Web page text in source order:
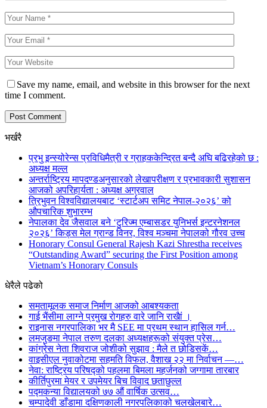
Save my name, email, and website in this browser for the next
time I comment.
भर्खरै
प्रभु इन्स्योरेन्स प्रविधिमैत्री र ग्राहककेन्द्रित बन्दै अघि बढिरहेको छ :
अध्यक्ष मल्ल
अन्तर्राष्ट्रिय मापदण्डअनुसारको लेखापरीक्षण र प्रभावकारी सुशासन
आजको अपरिहार्यता : अध्यक्ष अग्रवाल
त्रिभुवन विश्वविद्यालयबाट ‘स्टार्टअप समिट नेपाल-२०२६’ को
औपचारिक शुभारम्भ
नेपालका देव जैसवाल बने ‘टुरिज्म एम्बासडर युनिभर्स इन्टरनेशनल
२०२६’ किड्स मेल ग्रान्ड विनर, विश्व मञ्चमा नेपालको गौरव उच्च
Honorary Consul General Rajesh Kazi Shrestha receives
“Outstanding Award” securing the First Position among
Vietnam’s Honorary Consuls
धेरैले पढेको
समतामूलक समाज निर्माण आजको आबश्यकता
गाई भैंसीमा लाग्ने प्रमुख रोगहरु वारे जानि राखैां ।
राइनास नगरपालिका भर मै SEE मा प्रथम स्थान हासिल गर्न…
लमजुङमा नेपाल तरुण दलका अध्यक्षहरूको संयुक्त प्रेस…
कांग्रेस नेता शिवराज जोशीको सुझाव : मैले त छोडिसकें…
वाइसीएल नुवाकोटमा सहमति विफल, वैशाख २२ मा निर्वाचन —…
नेवा: राष्ट्रिय परिषद्को पहलमा बिमला महर्जनको जग्गामा तारबार
कीर्तिपुरमा मेयर र उपमेयर बिच विवाद छताछुल्ल
पद्मकन्या विद्यालयको ७७ औं ‌‌वार्षिक ‌उत्सव…
चम्पादेवी डाँडामा दक्षिणकाली नगरपलिकाको चलखेलबारे…